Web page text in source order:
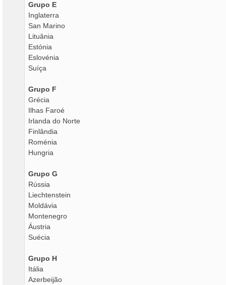
Grupo E
Inglaterra
San Marino
Lituânia
Estónia
Eslovénia
Suíça
Grupo F
Grécia
Ilhas Faroé
Irlanda do Norte
Finlândia
Roménia
Hungria
Grupo G
Rússia
Liechtenstein
Moldávia
Montenegro
Áustria
Suécia
Grupo H
Itália
Azerbeijão